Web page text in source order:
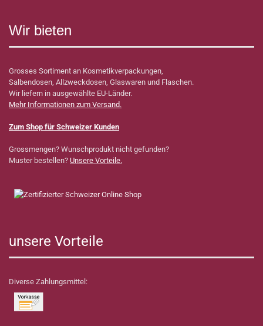
Wir bieten
Grosses Sortiment an Kosmetikverpackungen,
Salbendosen, Allzweckdosen, Glaswaren und Flaschen.
Wir liefern in ausgewählte EU-Länder.
Mehr Informationen zum Versand.
Zum Shop für Schweizer Kunden
Grossmengen? Wunschprodukt nicht gefunden?
Muster bestellen? Unsere Vorteile.
unsere Vorteile
Diverse Zahlungsmittel: